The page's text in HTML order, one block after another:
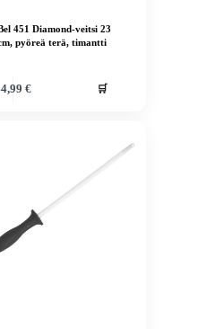
451 Diamond-veitsi 23
pyöreä terä, timantti
€ 🛒